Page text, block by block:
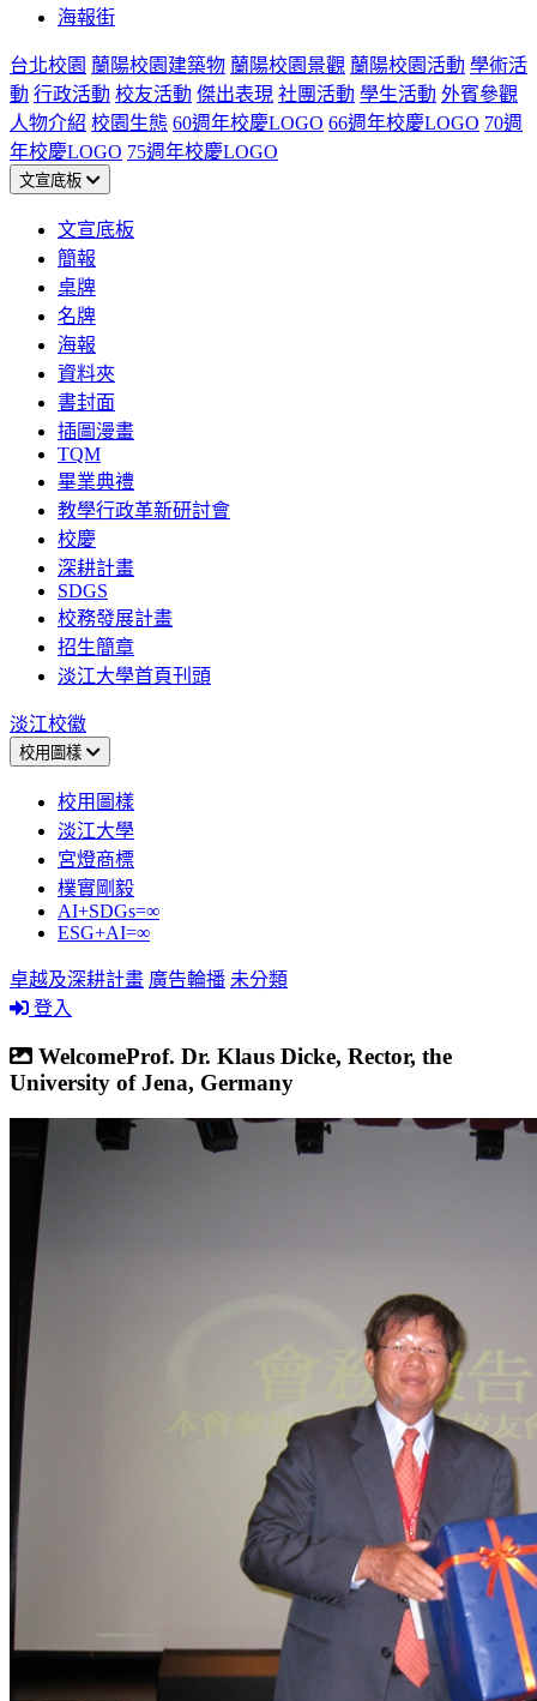
海報街
台北校園 蘭陽校園建築物 蘭陽校園景觀 蘭陽校園活動 學術活
動 行政活動 校友活動 傑出表現 社團活動 學生活動 外賓參觀
人物介紹 校園生態 60週年校慶LOGO 66週年校慶LOGO 70週
年校慶LOGO 75週年校慶LOGO
文宣底板
文宣底板
簡報
桌牌
名牌
海報
資料夾
書封面
插圖漫畫
TQM
畢業典禮
教學行政革新研討會
校慶
深耕計畫
SDGS
校務發展計畫
招生簡章
淡江大學首頁刊頭
淡江校徽
校用圖樣
校用圖樣
淡江大學
宮燈商標
樸實剛毅
AI+SDGs=∞
ESG+AI=∞
卓越及深耕計畫 廣告輪播 未分類
登入
WelcomeProf. Dr. Klaus Dicke, Rector, the
University of Jena, Germany